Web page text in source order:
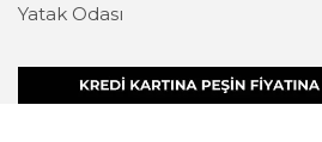
Yatak Odası